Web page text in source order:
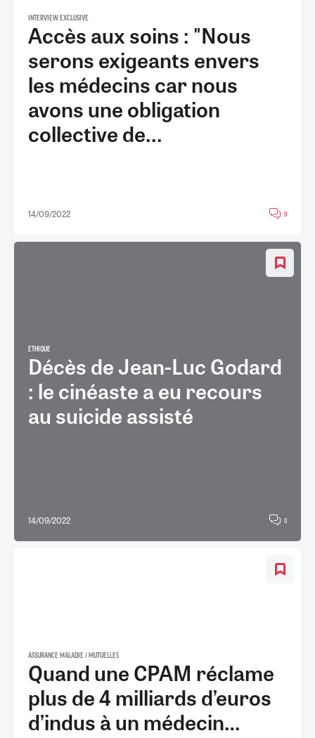
INTERVIEW EXCLUSIVE
Accès aux soins : "Nous
serons exigeants envers
les médecins car nous
avons une obligation
collective de...
14/09/2022 0
ETHIQUE
Décès de Jean-Luc Godard
: le cinéaste a eu recours
au suicide assisté
14/09/2022 0
ASSURANCE MALADIE / MUTUELLES
Quand une CPAM réclame
plus de 4 milliards d’euros
d’indus à un médecin…